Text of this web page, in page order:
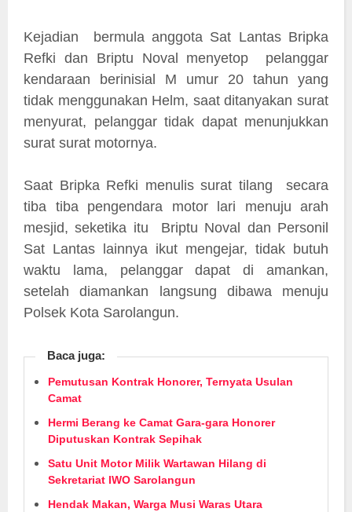
Kejadian bermula anggota Sat Lantas Bripka
Refki dan Briptu Noval menyetop pelanggar
kendaraan berinisial M umur 20 tahun yang
tidak menggunakan Helm, saat ditanyakan surat
menyurat, pelanggar tidak dapat menunjukkan
surat surat motornya.
Saat Bripka Refki menulis surat tilang secara
tiba tiba pengendara motor lari menuju arah
mesjid, seketika itu Briptu Noval dan Personil
Sat Lantas lainnya ikut mengejar, tidak butuh
waktu lama, pelanggar dapat di amankan,
setelah diamankan langsung dibawa menuju
Polsek Kota Sarolangun.
Baca juga:
Pemutusan Kontrak Honorer, Ternyata Usulan
Camat
Hermi Berang ke Camat Gara-gara Honorer
Diputuskan Kontrak Sepihak
Satu Unit Motor Milik Wartawan Hilang di
Sekretariat IWO Sarolangun
Hendak Makan, Warga Musi Waras Utara